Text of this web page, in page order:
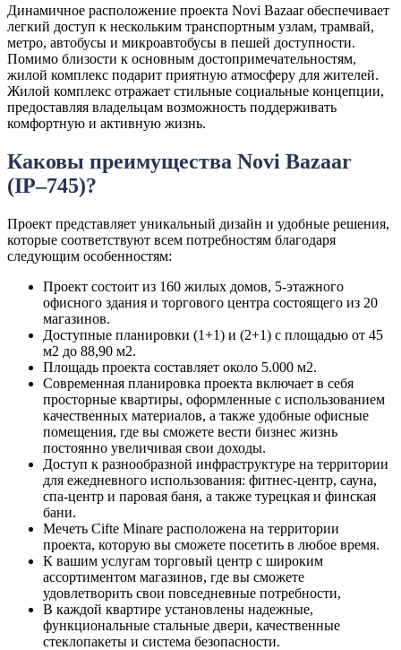
Динамичное расположение проекта Novi Bazaar обеспечивает
легкий доступ к нескольким транспортным узлам, трамвай,
метро, автобусы и микроавтобусы в пешей доступности.
Помимо близости к основным достопримечательностям,
жилой комплекс подарит приятную атмосферу для жителей.
Жилой комплекс отражает стильные социальные концепции,
предоставляя владельцам возможность поддерживать
комфортную и активную жизнь.
Каковы преимущества Novi Bazaar
(IP–745)?
Проект представляет уникальный дизайн и удобные решения,
которые соответствуют всем потребностям благодаря
следующим особенностям:
Проект состоит из 160 жилых домов, 5-этажного
офисного здания и торгового центра состоящего из 20
магазинов.
Доступные планировки (1+1) и (2+1) с площадью от 45
м2 до 88,90 м2.
Площадь проекта составляет около 5.000 м2.
Современная планировка проекта включает в себя
просторные квартиры, оформленные с использованием
качественных материалов, а также удобные офисные
помещения, где вы сможете вести бизнес жизнь
постоянно увеличивая свои доходы.
Доступ к разнообразной инфраструктуре на территории
для ежедневного использования: фитнес-центр, сауна,
спа-центр и паровая баня, а также турецкая и финская
бани.
Мечеть Cifte Minare расположена ​​на территории
проекта, которую вы сможете посетить в любое время.
К вашим услугам торговый центр с широким
ассортиментом магазинов, где вы сможете
удовлетворить свои повседневные потребности,
В каждой квартире установлены надежные,
функциональные стальные двери, качественные
стеклопакеты и система безопасности.